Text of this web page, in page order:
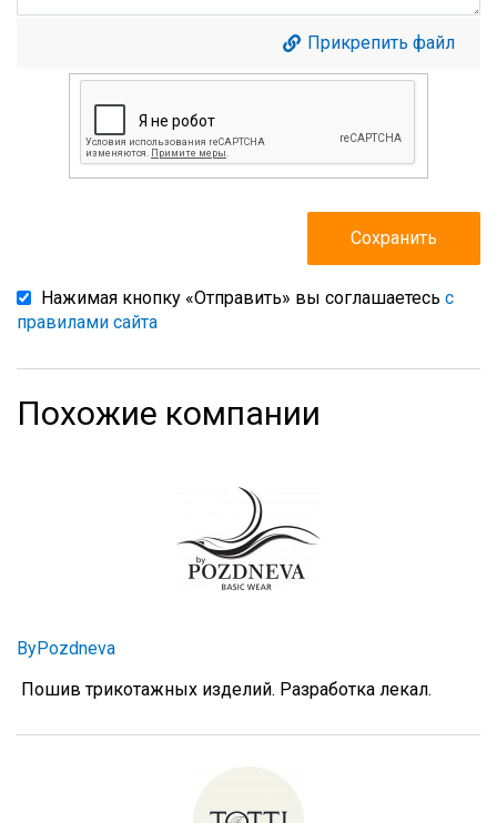
Прикрепить файл
Нажимая кнопку «Отправить» вы соглашаетесь с
правилами сайта
Похожие компании
ByPozdneva
Пошив трикотажных изделий. Разработка лекал.